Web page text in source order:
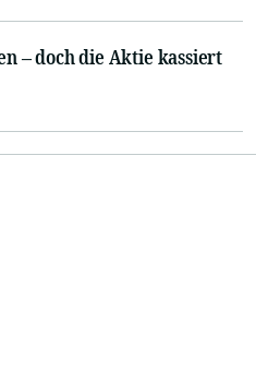
– doch die Aktie kassiert